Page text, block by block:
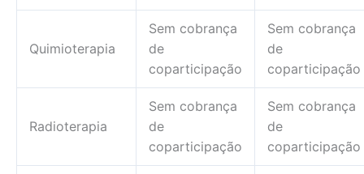
Quimioterapia
Sem cobrança
de
coparticipação
Sem cobrança
de
coparticipação
Radioterapia
Sem cobrança
de
coparticipação
Sem cobrança
de
coparticipação